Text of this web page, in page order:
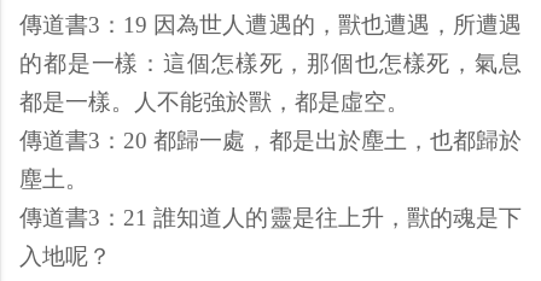
傳道書3：19 因為世人遭遇的，獸也遭遇，所遭遇
的都是一樣：這個怎樣死，那個也怎樣死，氣息
都是一樣。人不能強於獸，都是虛空。
傳道書3：20 都歸一處，都是出於塵土，也都歸於
塵土。
傳道書3：21 誰知道人的靈是往上升，獸的魂是下
入地呢？